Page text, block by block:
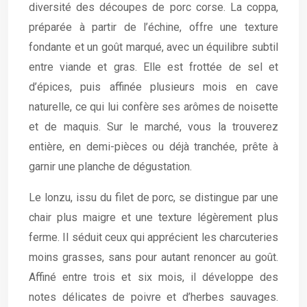
diversité des découpes de porc corse. La coppa,
préparée à partir de l’échine, offre une texture
fondante et un goût marqué, avec un équilibre subtil
entre viande et gras. Elle est frottée de sel et
d’épices, puis affinée plusieurs mois en cave
naturelle, ce qui lui confère ses arômes de noisette
et de maquis. Sur le marché, vous la trouverez
entière, en demi-pièces ou déjà tranchée, prête à
garnir une planche de dégustation.
Le lonzu, issu du filet de porc, se distingue par une
chair plus maigre et une texture légèrement plus
ferme. Il séduit ceux qui apprécient les charcuteries
moins grasses, sans pour autant renoncer au goût.
Affiné entre trois et six mois, il développe des
notes délicates de poivre et d’herbes sauvages.